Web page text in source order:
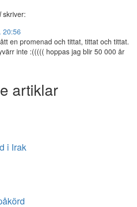
skriver:
20:56
en promenad och tittat, tittat och tittat.
inte :((((( hoppas jag blir 50 000 år
artiklar
i Irak